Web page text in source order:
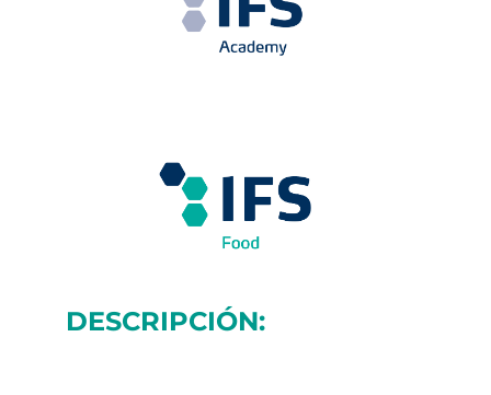
DESCRIPCIÓN: